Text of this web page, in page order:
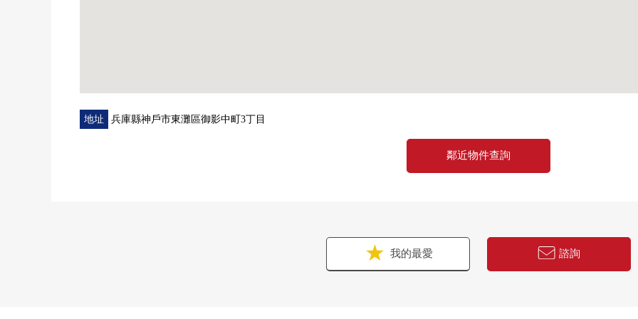
地址 兵庫縣神戶市東灘區御影中町3丁目
鄰近物件查詢
我的最愛 諮詢